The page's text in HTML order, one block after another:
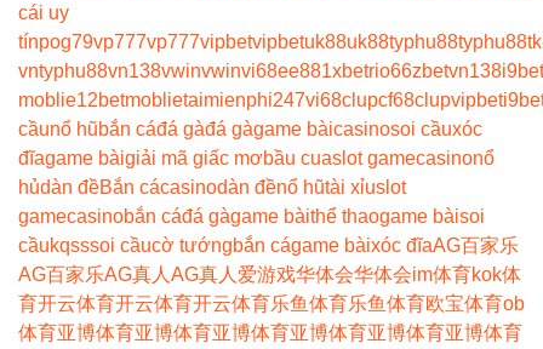
cái uy
tínpog79vp777vp777vipbetvipbetuk88uk88typhu88typhu88
vntyphu88vn138vwinvwinvi68ee881xbetrio66zbetvn138
moblie12betmoblietaimienphi247vi68clupcf68clupvipbet
cầunổ hũbắn cáđá gàđá gàgame bàicasinosoi cầuxóc
đĩagame bàigiải mã giấc mơbầu cuaslot gamecasinonổ
hủdàn đềBắn cácasinodàn đềnổ hũtài xỉuslot
gamecasinobắn cáđá gàgame bàithể thaogame bàisoi
cầukqsssoi cầucờ tướngbắn cágame bàixóc đĩaAG百家乐
AG百家乐AG真人 AG真人 爱游戏华体会华体会im体育kok体
育开云体育开云体育开云体育乐鱼体育乐鱼体育欧宝体育ob
体育亚博体育亚博体育亚博体育亚博体育亚博体育亚博体育